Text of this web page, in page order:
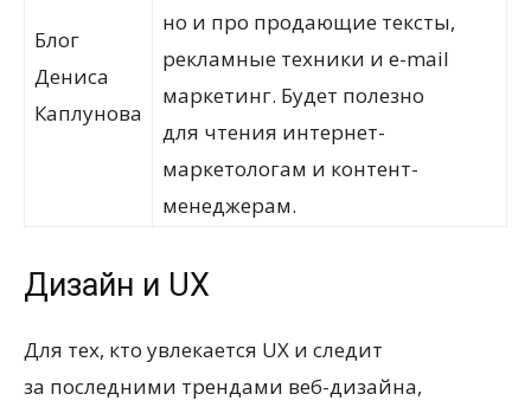
Блог
Дениса
Каплунова
но и про продающие тексты,
рекламные техники и e-mail
маркетинг. Будет полезно
для чтения интернет-
маркетологам и контент-
менеджерам.
Дизайн и UX
Для тех, кто увлекается UX и следит
за последними трендами веб-дизайна,